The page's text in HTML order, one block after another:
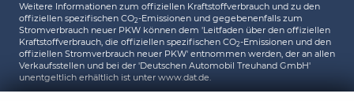
Weitere Informationen zum offiziellen Kraftstoffverbrauch und zu den
offiziellen spezifischen CO2-Emissionen und gegebenenfalls zum
Stromverbrauch neuer PKW können dem 'Leitfaden über den offiziellen
Kraftstoffverbrauch, die offiziellen spezifischen CO2-Emissionen und den
offiziellen Stromverbrauch neuer PKW' entnommen werden, der an allen
Verkaufsstellen und bei der 'Deutschen Automobil Treuhand GmbH'
unentgeltlich erhältlich ist unter www.dat.de.